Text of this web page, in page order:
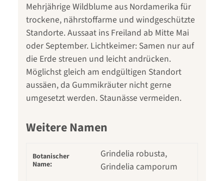
Mehrjährige Wildblume aus Nordamerika für
trockene, nährstoffarme und windgeschützte
Standorte. Aussaat ins Freiland ab Mitte Mai
oder September. Lichtkeimer: Samen nur auf
die Erde streuen und leicht andrücken.
Möglichst gleich am endgültigen Standort
aussäen, da Gummikräuter nicht gerne
umgesetzt werden. Staunässe vermeiden.
Weitere Namen
Botanischer
Name:
Grindelia robusta,
Grindelia camporum